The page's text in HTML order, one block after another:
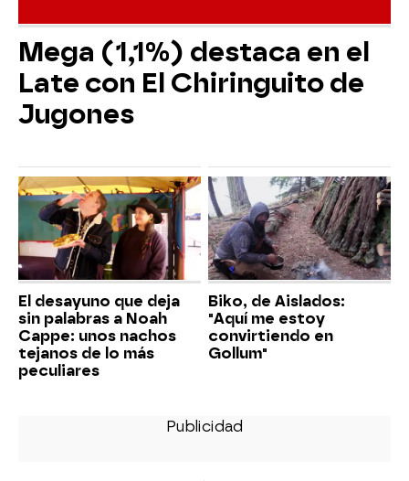
Mega (1,1%) destaca en el
Late con El Chiringuito de
Jugones
El desayuno que deja
sin palabras a Noah
Cappe: unos nachos
tejanos de lo más
peculiares
Biko, de Aislados:
"Aquí me estoy
convirtiendo en
Gollum"